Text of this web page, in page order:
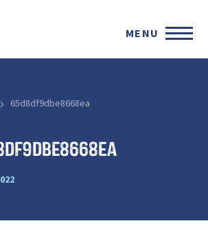
MENU
65d8df9dbe8668ea